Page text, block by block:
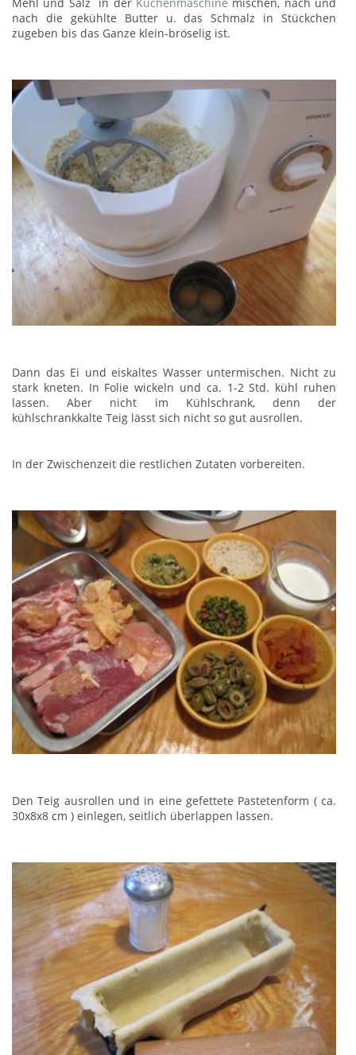
nach die gekühlte Butter u. das Schmalz in Stückchen
zugeben bis das Ganze klein-bröselig ist.
Dann das Ei und eiskaltes Wasser untermischen. Nicht zu
stark kneten. In Folie wickeln und ca. 1-2 Std. kühl ruhen
lassen. Aber nicht im Kühlschrank, denn der
kühlschrankkalte Teig lässt sich nicht so gut ausrollen.
In der Zwischenzeit die restlichen Zutaten vorbereiten.
Den Teig ausrollen und in eine gefettete Pastetenform ( ca.
30x8x8 cm ) einlegen, seitlich überlappen lassen.